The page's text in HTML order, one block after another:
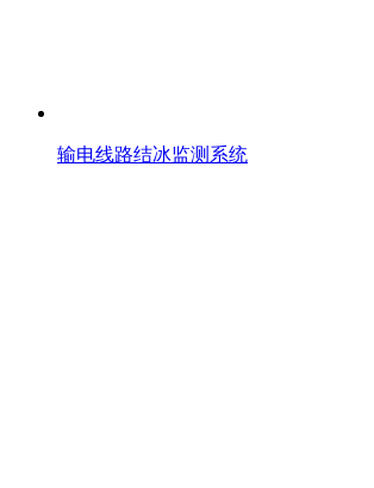
输电线路结冰监测系统